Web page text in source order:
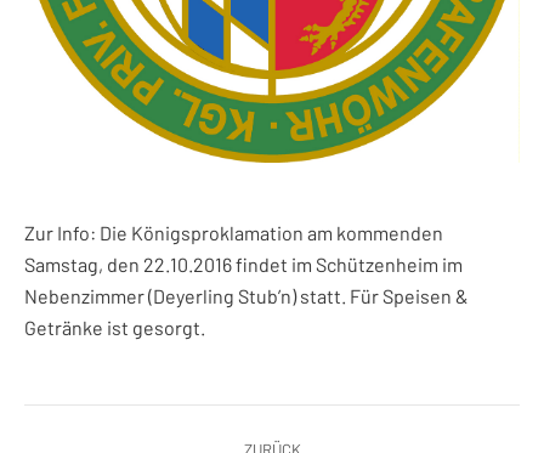
Zur Info: Die Königsproklamation am kommenden
Samstag, den 22.10.2016 findet im Schützenheim im
Nebenzimmer (Deyerling Stub’n) statt. Für Speisen &
Getränke ist gesorgt.
Kommentarnavigation